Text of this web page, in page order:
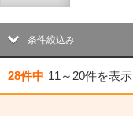
条件絞込み
28件中 11～20件を表示